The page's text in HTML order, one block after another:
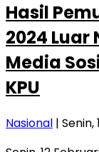
Hasil
2024
Media
KPU
Nasional | Senin,